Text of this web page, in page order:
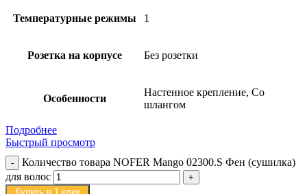
Температурные режимы 1
Розетка на корпусе Без розетки
Особенности
Настенное крепление, Со
шлангом
Подробнее
Быстрый просмотр
Количество товара NOFER Mango 02300.S Фен (cушилка)
для волос
Купить в 1 клик